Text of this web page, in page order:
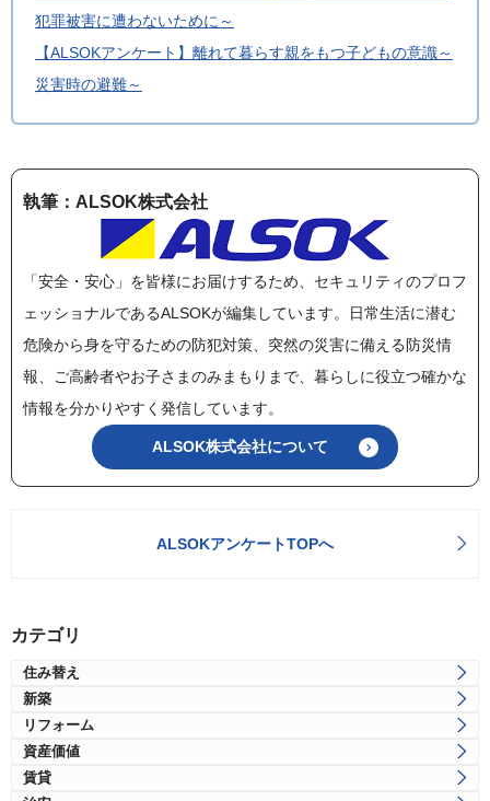
犯罪被害に遭わないために～
【ALSOKアンケート】離れて暮らす親をもつ子どもの意識～
災害時の避難～
執筆：ALSOK株式会社
「安全・安心」を皆様にお届けするため、セキュリティのプロフ
ェッショナルであるALSOKが編集しています。日常生活に潜む
危険から身を守るための防犯対策、突然の災害に備える防災情
報、ご高齢者やお子さまのみまもりまで、暮らしに役立つ確かな
情報を分かりやすく発信しています。
ALSOK株式会社について
ALSOKアンケートTOPへ
カテゴリ
住み替え
新築
リフォーム
資産価値
賃貸